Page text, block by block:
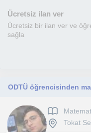
Ücretsiz ilan ver
Ücretsiz bir ilan ver ve
sağla
ODTÜ öğrencisinden
Tokat